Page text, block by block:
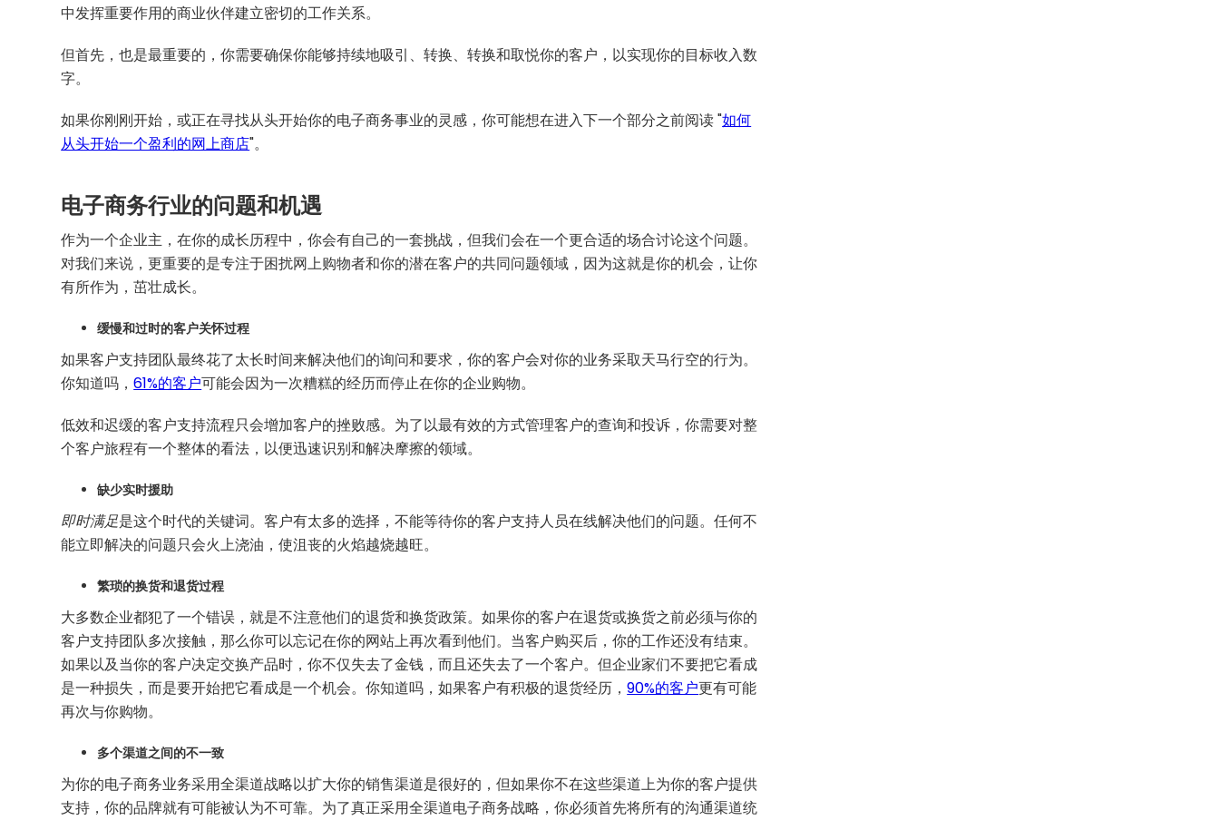
中发挥重要作用的商业伙伴建立密切的工作关系。
但首先，也是最重要的，你需要确保你能够持续地吸引、转换、转换和取悦你的客户，以实现你的目标收入数
字。
如果你刚刚开始，或正在寻找从头开始你的电子商务事业的灵感，你可能想在进入下一个部分之前阅读 "如何
从头开始一个盈利的网上商店"。
电子商务行业的问题和机遇
作为一个企业主，在你的成长历程中，你会有自己的一套挑战，但我们会在一个更合适的场合讨论这个问题。
对我们来说，更重要的是专注于困扰网上购物者和你的潜在客户的共同问题领域，因为这就是你的机会，让你
有所作为，茁壮成长。
缓慢和过时的客户关怀过程
如果客户支持团队最终花了太长时间来解决他们的询问和要求，你的客户会对你的业务采取天马行空的行为。
你知道吗，61%的客户可能会因为一次糟糕的经历而停止在你的企业购物。
低效和迟缓的客户支持流程只会增加客户的挫败感。为了以最有效的方式管理客户的查询和投诉，你需要对整
个客户旅程有一个整体的看法，以便迅速识别和解决摩擦的领域。
缺少实时援助
即时满足是这个时代的关键词。客户有太多的选择，不能等待你的客户支持人员在线解决他们的问题。任何不
能立即解决的问题只会火上浇油，使沮丧的火焰越烧越旺。
繁琐的换货和退货过程
大多数企业都犯了一个错误，就是不注意他们的退货和换货政策。如果你的客户在退货或换货之前必须与你的
客户支持团队多次接触，那么你可以忘记在你的网站上再次看到他们。当客户购买后，你的工作还没有结束。
如果以及当你的客户决定交换产品时，你不仅失去了金钱，而且还失去了一个客户。但企业家们不要把它看成
是一种损失，而是要开始把它看成是一个机会。你知道吗，如果客户有积极的退货经历，90%的客户更有可能
再次与你购物。
多个渠道之间的不一致
为你的电子商务业务采用全渠道战略以扩大你的销售渠道是很好的，但如果你不在这些渠道上为你的客户提供
支持，你的品牌就有可能被认为不可靠。为了真正采用全渠道电子商务战略，你必须首先将所有的沟通渠道统